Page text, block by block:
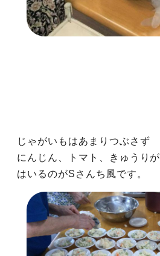
じゃがいもはあまりつぶさず
にんじん、トマト、きゅうりが
はいるのがSさんち風です。